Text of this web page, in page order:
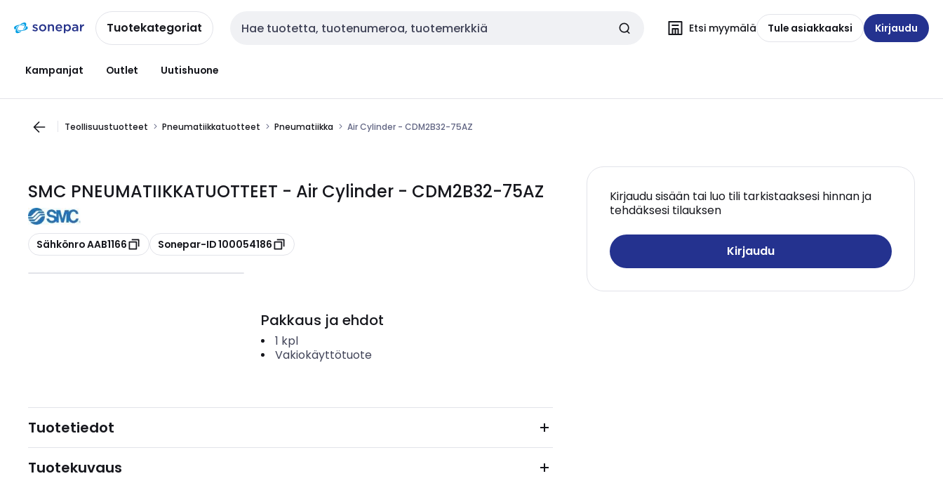
navigointiinsisältöönTuotekategoriat Haku Etsi myymälä Tule asiakkaaksi Kirjaudu
Kampanjat Outlet Uutishuone
Teollisuustuotteet Pneumatiikkatuotteet Pneumatiikka Air Cylinder - CDM2B32-75AZ
SMC PNEUMATIIKKATUOTTEET - Air Cylinder - CDM2B32-75AZ
Kopioi
Sähkönro AAB1166 Kopioi
Sonepar-ID 100054186
Kirjaudu sisään tai luo tili tarkistaaksesi hinnan ja
tehdäksesi tilauksen
Kirjaudu
Pakkaus ja ehdot
1 kpl
Vakiokäyttötuote
Tuotetiedot
Tuotekuvaus